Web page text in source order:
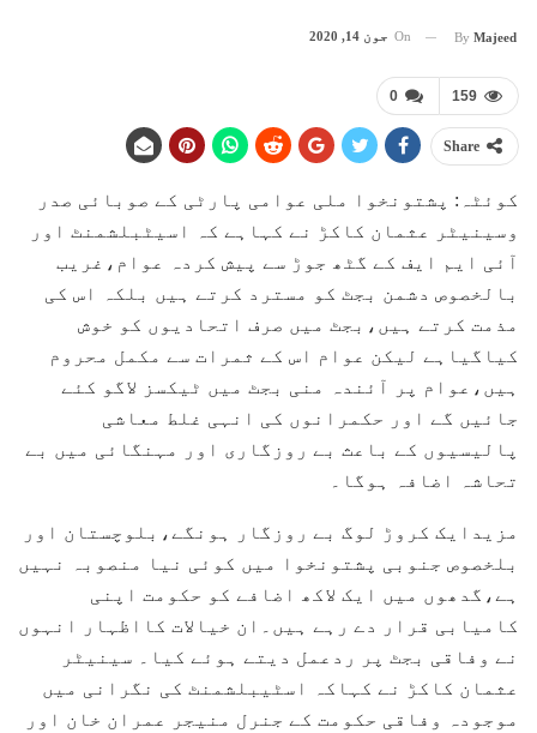
By Majeed
On جون 14, 2020
0 159
Share
کوئٹہ: پشتونخوا ملی عوامی پارٹی کے صوبائی صدر
وسینیٹر عثمان کاکڑ نے کہاہے کہ اسیٹبلشمنٹ اور
آئی ایم ایف کے گٹھ جوڑ سے پیش کردہ عوام،غریب
بالخصوص دشمن بجٹ کو مسترد کرتے ہیں بلکہ اس کی
مذمت کرتے ہیں،بجٹ میں صرف اتحادیوں کو خوش
کیاگیاہے لیکن عوام اس کے ثمرات سے مکمل محروم
ہیں،عوام پر آئندہ منی بجٹ میں ٹیکسز لاگو کئے
جائیں گے اور حکمرانوں کی انہی غلط معاشی
پالیسیوں کے باعث بے روزگاری اور مہنگائی میں بے
تحاشہ اضافہ ہوگا۔
مزیدایک کروڑ لوگ بے روزگار ہونگے،بلوچستان اور
بلخصوص جنوبی پشتونخوا میں کوئی نیا منصوبہ نہیں
ہے،گدھوں میں ایک لاکھ اضافے کو حکومت اپنی
کامیابی قرار دے رہے ہیں۔ان خیالات کااظہار انہوں
نے وفاقی بجٹ پر ردعمل دیتے ہوئے کیا۔ سینیٹر
عثمان کاکڑ نے کہاکہ اسٹیبلشمنٹ کی نگرانی میں
موجودہ وفاقی حکومت کے جنرل منیجر عمران خان اور